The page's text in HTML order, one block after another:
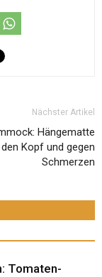
Nächster Artikel
Hängematte
Kopf und gegen
Schmerzen
Tomaten-